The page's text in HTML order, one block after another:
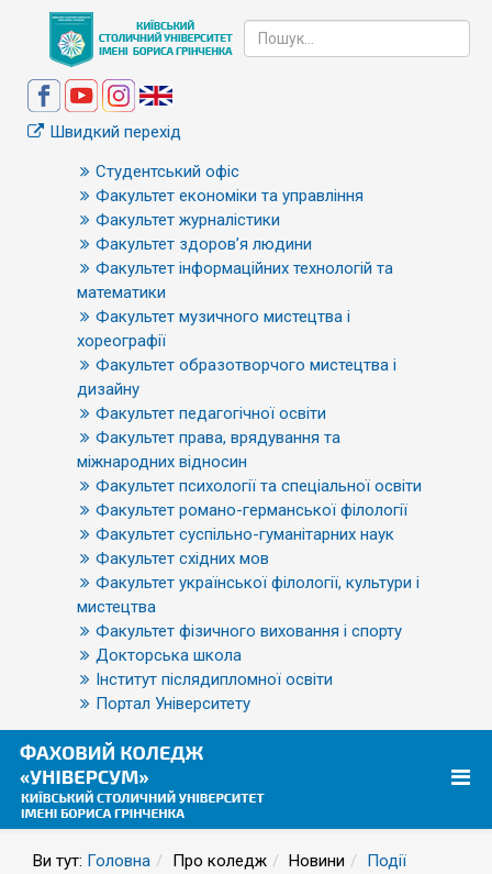
Швидкий перехід
Студентський офіс
Факультет економіки та управління
Факультет журналістики
Факультет здоров’я людини
Факультет інформаційних технологій та
математики
Факультет музичного мистецтва і
хореографії
Факультет образотворчого мистецтва і
дизайну
Факультет педагогічної освіти
Факультет права, врядування та
міжнародних відносин
Факультет психології та спеціальної освіти
Факультет романо-германської філології
Факультет суспільно-гуманітарних наук
Факультет східних мов
Факультет української філології, культури і
мистецтва
Факультет фізичного виховання і спорту
Докторська школа
Інститут післядипломної освіти
Портал Університету
Ви тут: Головна Про коледж Новини
Події